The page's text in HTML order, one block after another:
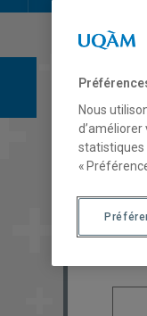
Nous
d’améliorer
statistiques
«